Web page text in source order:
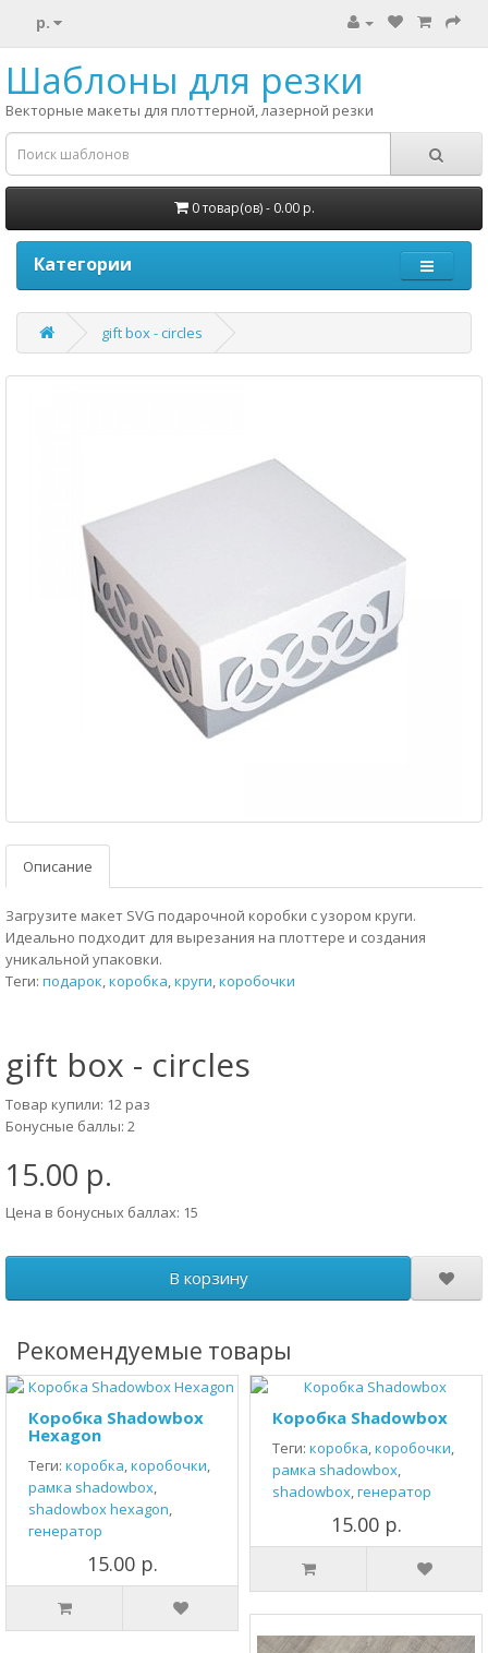
р.
Шаблоны для резки
Векторные макеты для плоттерной, лазерной резки
0 товар(ов) - 0.00 р.
Категории
gift box - circles
Описание
Загрузите макет SVG подарочной коробки с узором круги.
Идеально подходит для вырезания на плоттере и создания
уникальной упаковки.
Теги: подарок,коробка,круги,коробочки
gift box - circles
Товар купили: 12 раз
Бонусные баллы: 2
15.00 р.
Цена в бонусных баллах: 15
В корзину
Рекомендуемые товары
Коробка Shadowbox
Hexagon
Теги: коробка,коробочки,
рамка shadowbox,
shadowbox hexagon,
генератор
15.00 р.
Коробка Shadowbox
Теги: коробка,коробочки,
рамка shadowbox,
shadowbox,генератор
15.00 р.